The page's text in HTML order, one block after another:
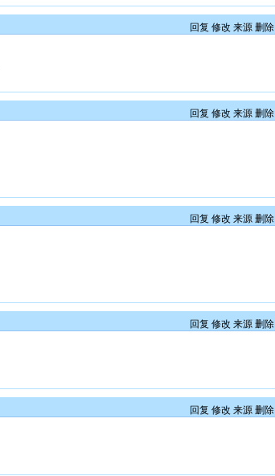
回复 修改 来源 删除
回复 修改 来源 删除
回复 修改 来源 删除
回复 修改 来源 删除
回复 修改 来源 删除